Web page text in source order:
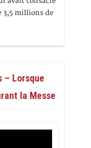
3,5 millions de
– Lorsque
la Messe